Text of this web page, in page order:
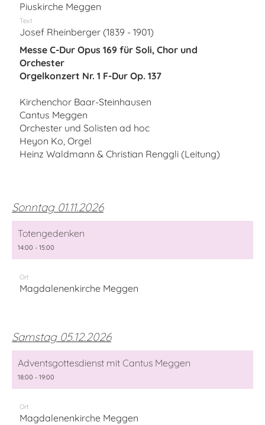
Piuskirche Meggen
Text
Josef Rheinberger (1839 - 1901)
Messe C-Dur Opus 169 für Soli, Chor und
Orchester
Orgelkonzert Nr. 1 F-Dur Op. 137
Kirchenchor Baar-Steinhausen
Cantus Meggen
Orchester und Solisten ad hoc
Heyon Ko, Orgel
Heinz Waldmann & Christian Renggli (Leitung)
Sonntag 01.11.2026
Totengedenken
14:00 - 15:00
Ort
Magdalenenkirche Meggen
Samstag 05.12.2026
Adventsgottesdienst mit Cantus Meggen
18:00 - 19:00
Ort
Magdalenenkirche Meggen